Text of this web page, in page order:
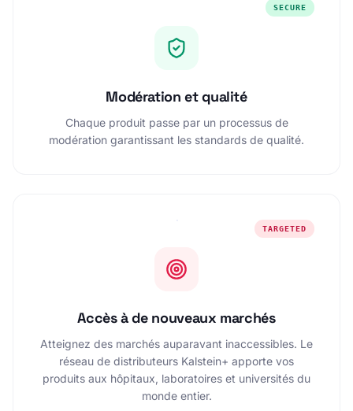
SECURE
Modération et qualité
Chaque produit passe par un processus de
modération garantissant les standards de qualité.
TARGETED
Accès à de nouveaux marchés
Atteignez des marchés auparavant inaccessibles. Le
réseau de distributeurs Kalstein+ apporte vos
produits aux hôpitaux, laboratoires et universités du
monde entier.